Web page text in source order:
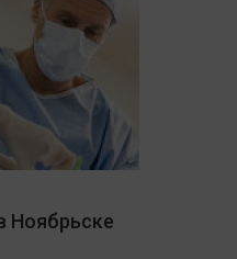
Ноябрьске